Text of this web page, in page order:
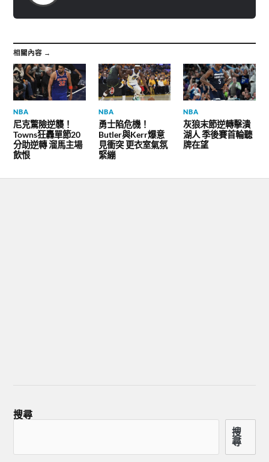
啟 啟
相關內容 →
NBA
尼克驚險逆襲！
Towns狂轟單節20
分助逆轉 溜馬主場
飲恨
NBA
勇士陷危機！
Butler與Kerr爆意
見衝突 更衣室氣氛
緊繃
NBA
灰狼末節逆轉擊潰
湖人 季後賽首輪聽
牌在望
搜尋
搜
尋